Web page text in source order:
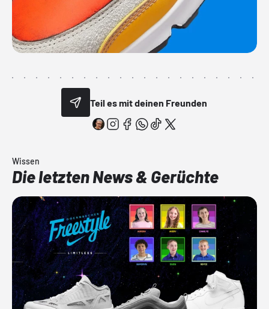
Teil es mit deinen Freunden
Wissen
Die letzten News & Gerüchte